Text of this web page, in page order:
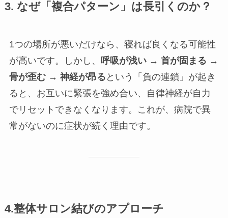
3. なぜ「複合パターン」は長引くのか？
1つの場所が悪いだけなら、寝れば良くなる可能性
が高いです。しかし、 呼吸が浅い → 首が固まる →
骨が歪む → 神経が昂る という「負の連鎖」が起き
ると、お互いに緊張を強め合い、自律神経が自力
でリセットできなくなります。これが、病院で異
常がないのに症状が続く理由です。
4.整体サロン結びのアプローチ